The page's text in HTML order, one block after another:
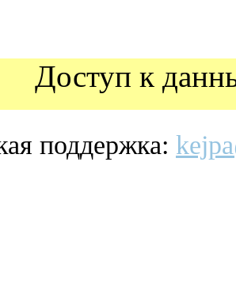
Доступ к
поддержка: